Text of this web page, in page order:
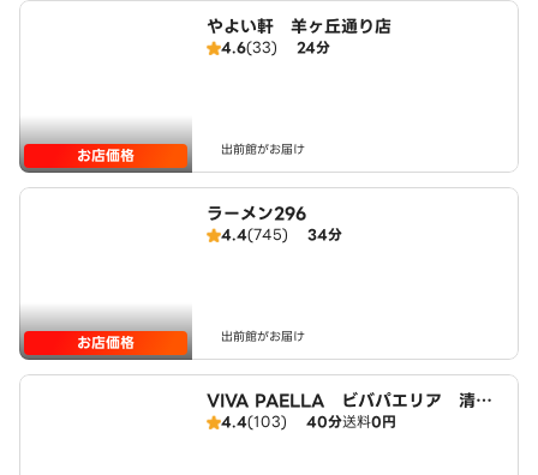
お店価格
やよい軒 羊ヶ丘通り店
4.6(33) 24分
出前館がお届け
お店価格
ラーメン296
4.4(745) 34分
出前館がお届け
VIVA PAELLA ビバパエリア 清田
店4.4(103) 40分送料0円